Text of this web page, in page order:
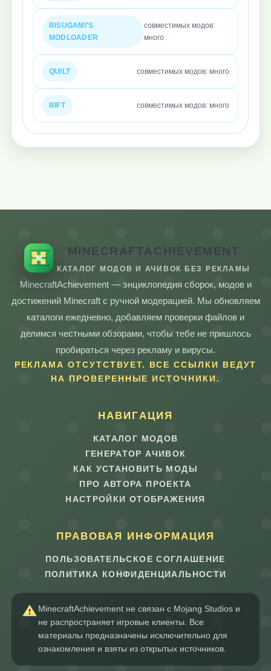
RISUGAMI'S
MODLOADER
совместимых модов:
много
QUILT совместимых модов: много
RIFT совместимых модов: много
MINECRAFTACHIEVEMENT
КАТАЛОГ МОДОВ И АЧИВОК БЕЗ РЕКЛАМЫ
MinecraftAchievement — энциклопедия сборок, модов и
достижений Minecraft с ручной модерацией. Мы обновляем
каталоги ежедневно, добавляем проверки файлов и
делимся честными обзорами, чтобы тебе не пришлось
пробираться через рекламу и вирусы.
РЕКЛАМА ОТСУТСТВУЕТ. ВСЕ ССЫЛКИ ВЕДУТ
НА ПРОВЕРЕННЫЕ ИСТОЧНИКИ.
НАВИГАЦИЯ
КАТАЛОГ МОДОВ
ГЕНЕРАТОР АЧИВОК
КАК УСТАНОВИТЬ МОДЫ
ПРО АВТОРА ПРОЕКТА
НАСТРОЙКИ ОТОБРАЖЕНИЯ
ПРАВОВАЯ ИНФОРМАЦИЯ
ПОЛЬЗОВАТЕЛЬСКОЕ СОГЛАШЕНИЕ
ПОЛИТИКА КОНФИДЕНЦИАЛЬНОСТИ
MinecraftAchievement не связан с Mojang Studios и
не распространяет игровые клиенты. Все
материалы предназначены исключительно для
ознакомления и взяты из открытых источников.